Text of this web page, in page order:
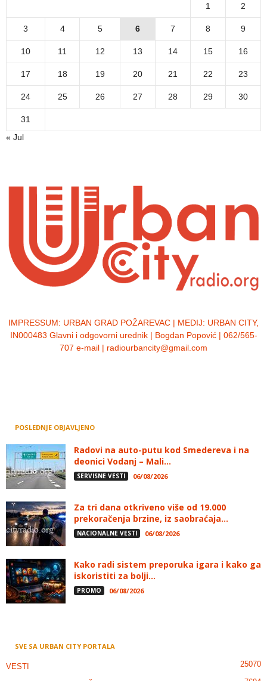
1 2
3 4 5 6 7 8 9
10 11 12 13 14 15 16
17 18 19 20 21 22 23
24 25 26 27 28 29 30
31
« Jul
IMPRESSUM: URBAN GRAD POŽAREVAC | MEDIJ: URBAN CITY,
IN000483 Glavni i odgovorni urednik | Bogdan Popović | 062/565-
707 e-mail | radiourbancity@gmail.com
POSLEDNJE OBJAVLJENO
Radovi na auto-putu kod Smedereva i na
deonici Vodanj – Mali...
SERVISNE VESTI 06/08/2026
Za tri dana otkriveno više od 19.000
prekoračenja brzine, iz saobraćaja...
NACIONALNE VESTI 06/08/2026
Kako radi sistem preporuka igara i kako ga
iskoristiti za bolji...
PROMO 06/08/2026
SVE SA URBAN CITY PORTALA
VESTI 25070